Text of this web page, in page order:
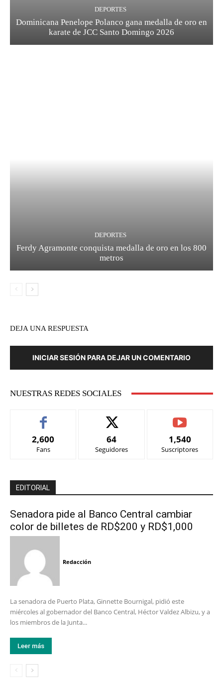
DEPORTES
Dominicana Penelope Polanco gana medalla de oro en
karate de JCC Santo Domingo 2026
DEPORTES
Ferdy Agramonte conquista medalla de oro en los 800
metros
DEJA UNA RESPUESTA
INICIAR SESIÓN PARA DEJAR UN COMENTARIO
NUESTRAS REDES SOCIALES
2,600
Fans
64
Seguidores
1,540
Suscriptores
EDITORIAL
Senadora pide al Banco Central cambiar
color de billetes de RD$200 y RD$1,000
Redacción
La senadora de Puerto Plata, Ginnette Bournigal, pidió este
miércoles al gobernador del Banco Central, Héctor Valdez Albizu, y a
los miembros de la Junta...
Leer más